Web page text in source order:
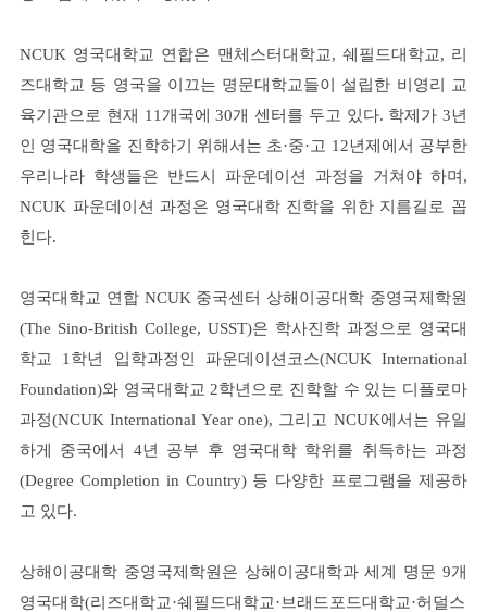
NCUK 영국대학교 연합은 맨체스터대학교, 쉐필드대학교, 리
즈대학교 등 영국을 이끄는 명문대학교들이 설립한 비영리 교
육기관으로 현재 11개국에 30개 센터를 두고 있다. 학제가 3년
인 영국대학을 진학하기 위해서는 초·중·고 12년제에서 공부한
우리나라 학생들은 반드시 파운데이션 과정을 거쳐야 하며,
NCUK 파운데이션 과정은 영국대학 진학을 위한 지름길로 꼽
힌다.
영국대학교 연합 NCUK 중국센터 상해이공대학 중영국제학원
(The Sino-British College, USST)은 학사진학 과정으로 영국대
학교 1학년 입학과정인 파운데이션코스(NCUK International
Foundation)와 영국대학교 2학년으로 진학할 수 있는 디플로마
과정(NCUK International Year one), 그리고 NCUK에서는 유일
하게 중국에서 4년 공부 후 영국대학 학위를 취득하는 과정
(Degree Completion in Country) 등 다양한 프로그램을 제공하
고 있다.
상해이공대학 중영국제학원은 상해이공대학과 세계 명문 9개
영국대학(리즈대학교·쉐필드대학교·브래드포드대학교·허덜스